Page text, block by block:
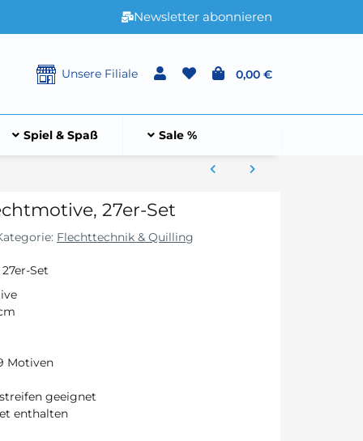
Newsletter abonnieren
Unsere Filiale 0,00 €
Spiel & Spaß Sale %
27er-Set
Flechttechnik & Quilling
Set
Motiven
geeignet
enthalten